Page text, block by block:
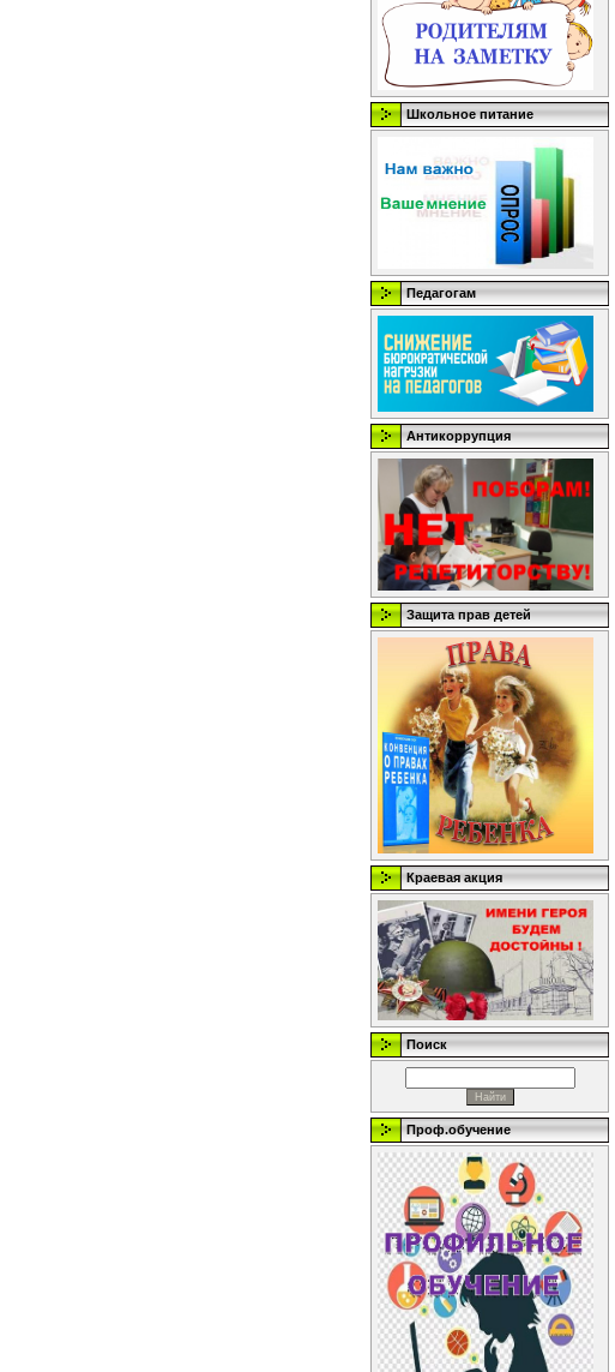
Школьное питание
Педагогам
Антикоррупция
Защита прав детей
Краевая акция
Поиск
Проф.обучение